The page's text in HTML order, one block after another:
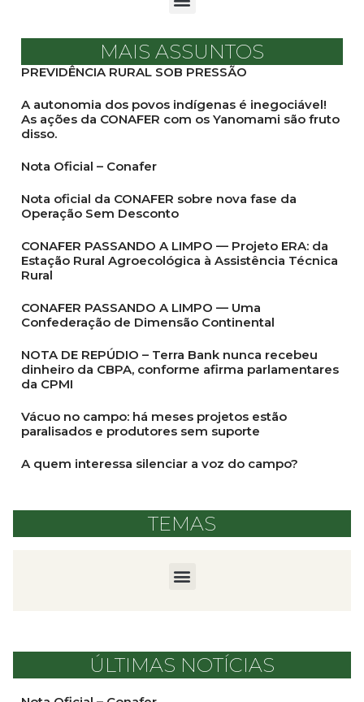
MAIS ASSUNTOS
PREVIDÊNCIA RURAL SOB PRESSÃO
A autonomia dos povos indígenas é inegociável!
As ações da CONAFER com os Yanomami são fruto
disso.
Nota Oficial – Conafer
Nota oficial da CONAFER sobre nova fase da
Operação Sem Desconto
CONAFER PASSANDO A LIMPO — Projeto ERA: da
Estação Rural Agroecológica à Assistência Técnica
Rural
CONAFER PASSANDO A LIMPO — Uma
Confederação de Dimensão Continental
NOTA DE REPÚDIO – Terra Bank nunca recebeu
dinheiro da CBPA, conforme afirma parlamentares
da CPMI
Vácuo no campo: há meses projetos estão
paralisados e produtores sem suporte
A quem interessa silenciar a voz do campo?
TEMAS
ÚLTIMAS NOTÍCIAS